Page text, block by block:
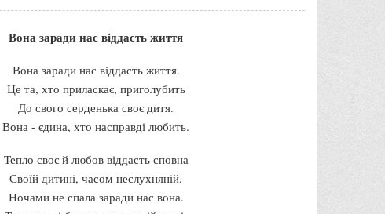
Вона заради нас віддасть життя
Вона заради нас віддасть життя.
Це та, хто приласкає, приголубить
До свого серденька своє дитя.
Вона - єдина, хто насправді любить.
Тепло своє й любов віддасть сповна
Своїй дитині, часом неслухняній.
Ночами не спала заради нас вона.